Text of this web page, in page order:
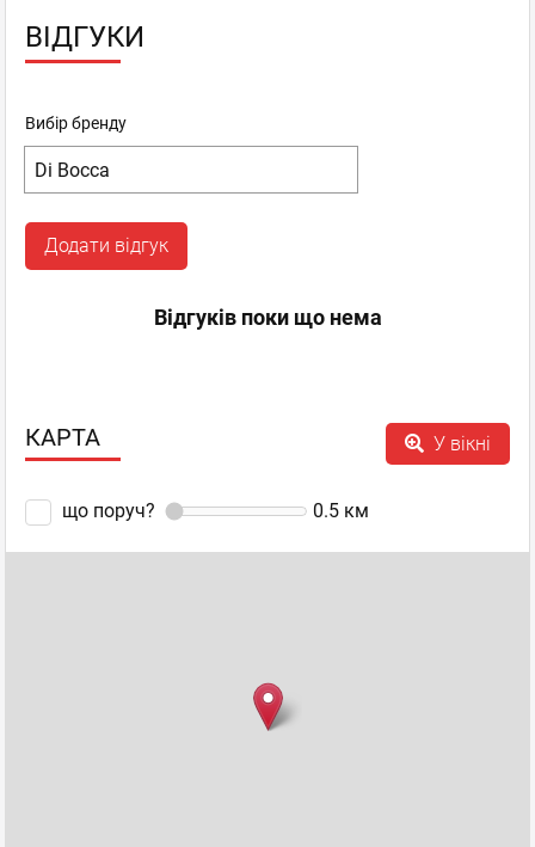
ВІДГУКИ
Вибір бренду
Додати відгук
Відгуків поки що нема
КАРТА У вікні
що поруч? 0.5 км